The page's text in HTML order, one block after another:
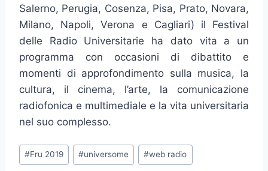
Salerno, Perugia, Cosenza, Pisa, Prato, Novara,
Milano, Napoli, Verona e Cagliari) il Festival
delle Radio Universitarie ha dato vita a un
programma con occasioni di dibattito e
momenti di approfondimento sulla musica, la
cultura, il cinema, l’arte, la comunicazione
radiofonica e multimediale e la vita universitaria
nel suo complesso.
Tag
articolo:
#Fru 2019 #universome #web radio